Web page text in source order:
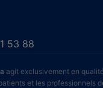
53 88
agit exclusivement en
et les professionnels